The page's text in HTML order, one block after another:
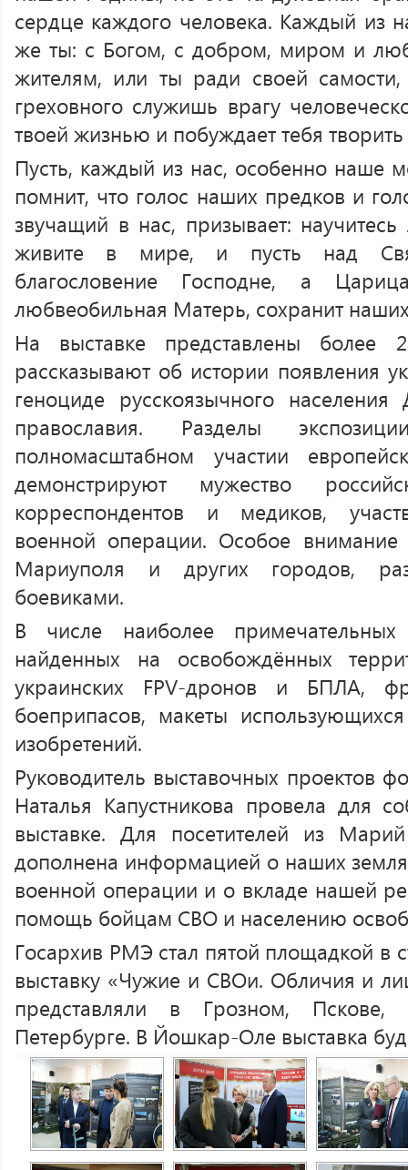
сердце каждого человека. Каждый из
же ты: с Богом, с добром, миром и
жителям, или ты ради своей
греховного служишь врагу
твоей жизнью и побуждает тебя творить
Пусть, каждый из нас, особенно наше
помнит, что голос наших предков и
звучащий в нас, призывает:
живите в мире, и пусть над
благословение Господне, а
любвеобильная Матерь, сохранит
На выставке представлены более
рассказывают об истории появления
геноциде русскоязычного
православия. Разделы
полномасштабном участии
демонстрируют мужество
корреспондентов и медиков,
военной операции. Особое внимание
Мариуполя и других городов,
боевиками.
В числе наиболее
найденных на освобождённых
украинских FPV-дронов и БПЛА,
боеприпасов, макеты
изобретений.
Руководитель выставочных проектов
Наталья Капустникова провела для
выставке. Для посетителей из
дополнена информацией о наших
военной операции и о вкладе нашей
помощь бойцам СВО и населению
Госархив РМЭ стал пятой площадкой в
выставку «Чужие и СВОи. Обличия и
представляли в Грозном, Пскове,
Петербурге. В Йошкар-Оле выставка